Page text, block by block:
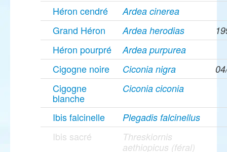
Héron cendré Ardea cinerea
Grand Héron Ardea herodias
Héron pourpré Ardea purpurea
Cigogne noire Ciconia nigra
Cigogne
blanche
Ciconia ciconia
Ibis falcinelle Plegadis falcinellus
Ibis sacré
Threskiornis
aethiopicus (féral)